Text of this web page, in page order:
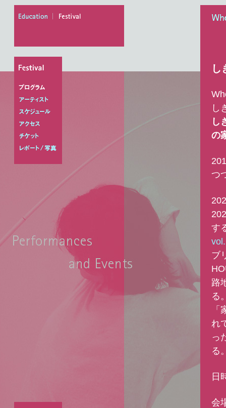
プログラム
アーティスト
スケジュール
アクセス
チケット
し
し
し
の
つ
す
ブ
路
る
れ
っ
る
日
会